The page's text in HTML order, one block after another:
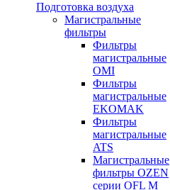
Подготовка воздуха
Магистральные
фильтры
Фильтры
магистральные
OMI
Фильтры
магистральные
EKOMAK
Фильтры
магистральные
ATS
Магистральные
фильтры OZEN
серии OFL M